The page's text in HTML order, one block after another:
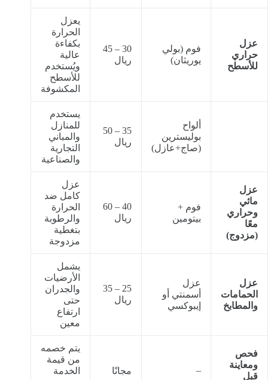
عزل
حراري
للأسطح
فوم (بولي
يوريثان)
30 – 45
ريال
يعزل
الحرارة
بكفاءة
عالية
ويُستخدم
للأسطح
المكشوفة
ألواح
بوليسترين
(صاج+عازل)
35 – 50
ريال
يستخدم
للمنازل
والمباني
التجارية
والصناعية
عزل
مائي
وحراري
معًا
(مزدوج)
فوم +
بيتومين
40 – 60
ريال
عزل
كامل ضد
الحرارة
والرطوبة
بتغطية
مزدوجة
عزل
الحمامات
والمطابخ
عزل
أسمنتي أو
إيبوكسي
25 – 35
ريال
يشمل
الأرضيات
والجدران
حتى
ارتفاع
معين
فحص
ومعاينة
قبل
– مجانًا
يتم خصمه
من قيمة
الخدمة